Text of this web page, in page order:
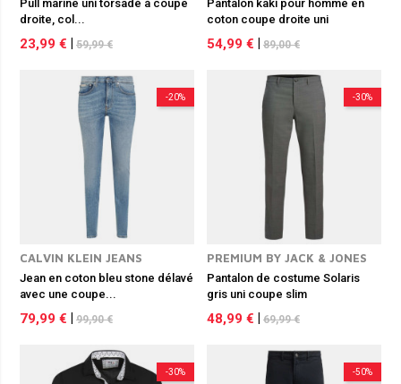
Pull marine uni torsadé à coupe
droite, col...
23,99 € 59,99 €
Pantalon kaki pour homme en
coton coupe droite uni
54,99 € 89,00 €
-20%
CALVIN KLEIN JEANS
Jean en coton bleu stone délavé
avec une coupe...
79,99 € 99,90 €
-30%
PREMIUM BY JACK & JONES
Pantalon de costume Solaris
gris uni coupe slim
48,99 € 69,99 €
-30% -50%